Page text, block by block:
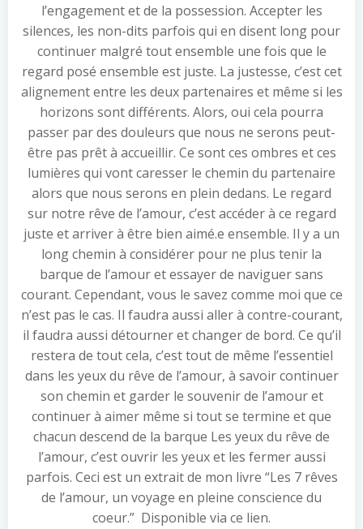
l’engagement et de la possession. Accepter les
silences, les non-dits parfois qui en disent long pour
continuer malgré tout ensemble une fois que le
regard posé ensemble est juste. La justesse, c’est cet
alignement entre les deux partenaires et même si les
horizons sont différents. Alors, oui cela pourra
passer par des douleurs que nous ne serons peut-
être pas prêt à accueillir. Ce sont ces ombres et ces
lumières qui vont caresser le chemin du partenaire
alors que nous serons en plein dedans. Le regard
sur notre rêve de l’amour, c’est accéder à ce regard
juste et arriver à être bien aimé.e ensemble. Il y a un
long chemin à considérer pour ne plus tenir la
barque de l’amour et essayer de naviguer sans
courant. Cependant, vous le savez comme moi que ce
n’est pas le cas. Il faudra aussi aller à contre-courant,
il faudra aussi détourner et changer de bord. Ce qu’il
restera de tout cela, c’est tout de même l’essentiel
dans les yeux du rêve de l’amour, à savoir continuer
son chemin et garder le souvenir de l’amour et
continuer à aimer même si tout se termine et que
chacun descend de la barque Les yeux du rêve de
l’amour, c’est ouvrir les yeux et les fermer aussi
parfois. Ceci est un extrait de mon livre “Les 7 rêves
de l’amour, un voyage en pleine conscience du
coeur.” Disponible via ce lien.